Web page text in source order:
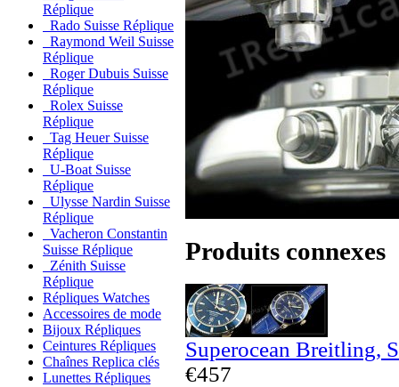
Réplique
Rado Suisse Réplique
Raymond Weil Suisse
Réplique
Roger Dubuis Suisse
Réplique
Rolex Suisse
Réplique
Tag Heuer Suisse
Réplique
U-Boat Suisse
Réplique
Ulysse Nardin Suisse
Réplique
Vacheron Constantin
Suisse Réplique
Zénith Suisse
Réplique
Répliques Watches
Accessoires de mode
Bijoux Répliques
Ceintures Répliques
Chaînes Replica clés
Lunettes Répliques
Produits connexes
Superocean Breitling,
€457